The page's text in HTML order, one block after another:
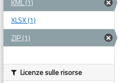
KML (1)
XLSX (1)
ZIP (1)
Licenze sulle risorse